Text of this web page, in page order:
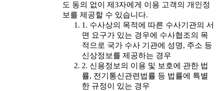
도 동의 없이 제3자에게 이용 고객의 개인정
보를 제공할 수 있습니다.
1. 수사상의 목적에 따른 수사기관의 서
면 요구가 있는 경우에 수사협조의 목
적으로 국가 수사 기관에 성명, 주소 등
신상정보를 제공하는 경우
2. 신용정보의 이용 및 보호에 관한 법
률, 전기통신관련법률 등 법률에 특별
한 규정이 있는 경우